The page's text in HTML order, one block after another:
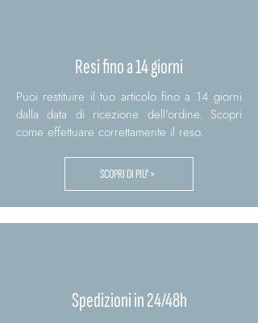
Resi fino a 14 giorni
Puoi restituire il tuo articolo fino a 14 giorni
dalla data di ricezione dell'ordine. Scopri
come effettuare correttamente il reso.
SCOPRI DI PIU' >
Spedizioni in 24/48h